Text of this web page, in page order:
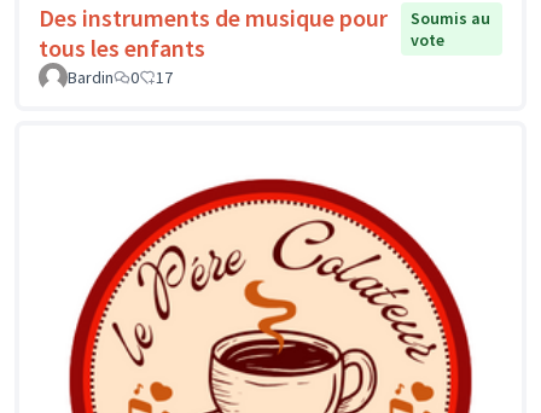
Des instruments de musique pour
tous les enfants
Soumis au
vote
Bardin
0 17